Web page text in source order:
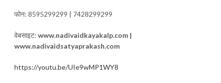
फोन: 8595299299 | 7428299299
वेबसाइट: www.nadivaidkayakalp.com |
www.nadivaidsatyaprakash.com
https://youtu.be/UIe9wMP1WY8